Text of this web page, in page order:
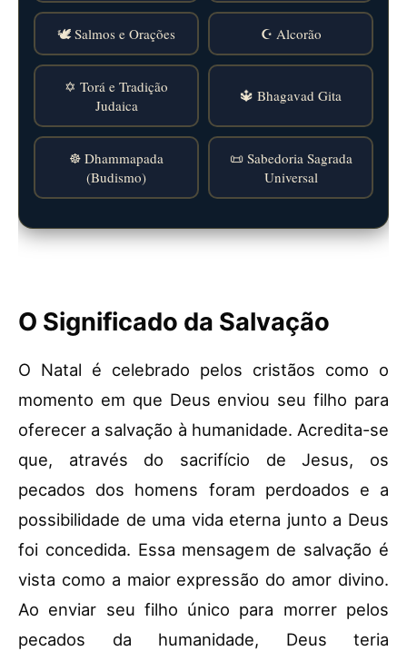
🕊️ Salmos e Orações ☪️ Alcorão
✡️ Torá e Tradição
Judaica
🔱 Bhagavad Gita
☸️ Dhammapada
(Budismo)
📜 Sabedoria Sagrada
Universal
O Significado da Salvação
O Natal é celebrado pelos cristãos como o
momento em que Deus enviou seu filho para
oferecer a salvação à humanidade. Acredita-se
que, através do sacrifício de Jesus, os
pecados dos homens foram perdoados e a
possibilidade de uma vida eterna junto a Deus
foi concedida. Essa mensagem de salvação é
vista como a maior expressão do amor divino.
Ao enviar seu filho único para morrer pelos
pecados da humanidade, Deus teria